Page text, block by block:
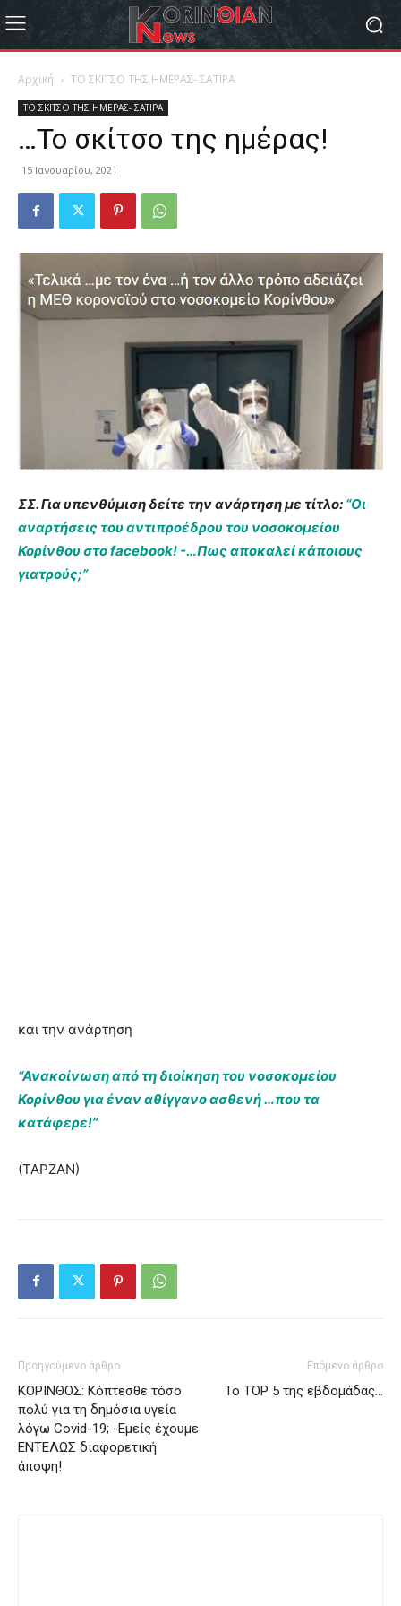
Αρχική ΤΟ ΣΚΙΤΣΟ ΤΗΣ ΗΜΕΡΑΣ- ΣΑΤΙΡΑ
ΤΟ ΣΚΙΤΣΟ ΤΗΣ ΗΜΕΡΑΣ- ΣΑΤΙΡΑ
…Το σκίτσο της ημέρας!
15 Ιανουαρίου, 2021
ΣΣ. Για υπενθύμιση δείτε την ανάρτηση με τίτλο: “Οι
αναρτήσεις του αντιπροέδρου του νοσοκομείου
Κορίνθου στο facebook! -…Πως αποκαλεί κάποιους
γιατρούς;”
και την ανάρτηση
“Ανακοίνωση από τη διοίκηση του νοσοκομείου
Κορίνθου για έναν αθίγγανο ασθενή …που τα
κατάφερε!”
(ΤΑΡΖΑΝ)
Προηγούμενο άρθρο
ΚΟΡΙΝΘΟΣ: Κόπτεσθε τόσο
πολύ για τη δημόσια υγεία
λόγω Covid-19; -Εμείς έχουμε
ΕΝΤΕΛΩΣ διαφορετική
άποψη!
Επόμενο άρθρο
Το ΤΟP 5 της εβδομάδας…